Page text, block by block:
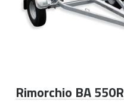
Rimorchio BA 550R